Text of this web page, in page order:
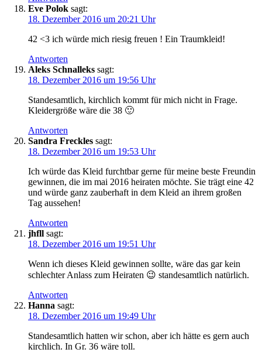
Eve Polok sagt:
18. Dezember 2016 um 20:21 Uhr
42 <3 ich würde mich riesig freuen ! Ein Traumkleid!
Antworten
Aleks Schnalleks sagt:
18. Dezember 2016 um 19:56 Uhr
Standesamtlich, kirchlich kommt für mich nicht in Frage.
Kleidergröße wäre die 38 🙂
Antworten
Sandra Freckles sagt:
18. Dezember 2016 um 19:53 Uhr
Ich würde das Kleid furchtbar gerne für meine beste Freundin
gewinnen, die im mai 2016 heiraten möchte. Sie trägt eine 42
und würde ganz zauberhaft in dem Kleid an ihrem großen
Tag aussehen!
Antworten
jhfll sagt:
18. Dezember 2016 um 19:51 Uhr
Wenn ich dieses Kleid gewinnen sollte, wäre das gar kein
schlechter Anlass zum Heiraten 😉 standesamtlich natürlich.
Antworten
Hanna sagt:
18. Dezember 2016 um 19:49 Uhr
Standesamtlich hatten wir schon, aber ich hätte es gern auch
kirchlich. In Gr. 36 wäre toll.